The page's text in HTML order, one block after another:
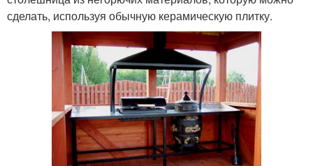
сделать, используя обычную керамическую плитку.